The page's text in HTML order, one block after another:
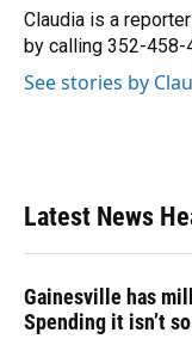
o
k
y
s
I
n
Claudia is a
by calling 352-458-
See stories by
Latest News
Gainesville has
Spending it isn’t